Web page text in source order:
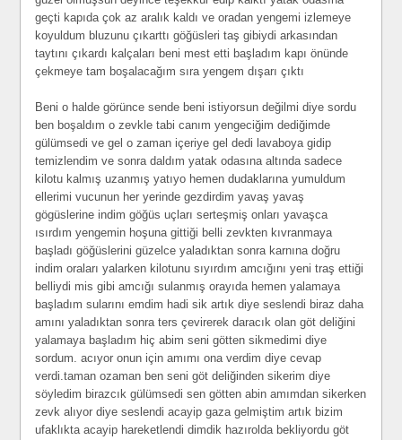
geçti kapıda çok az aralık kaldı ve oradan yengemi izlemeye
koyuldum bluzunu çıkarttı göğüsleri taş gibiydi arkasından
taytını çıkardı kalçaları beni mest etti başladım kapı önünde
çekmeye tam boşalacağım sıra yengem dışarı çıktı
Beni o halde görünce sende beni istiyorsun değilmi diye sordu
ben boşaldım o zevkle tabi canım yengeciğim dediğimde
gülümsedi ve gel o zaman içeriye gel dedi lavaboya gidip
temizlendim ve sonra daldım yatak odasına altında sadece
kilotu kalmış uzanmış yatıyo hemen dudaklarına yumuldum
ellerimi vucunun her yerinde gezdirdim yavaş yavaş
gögüslerine indim göğüs uçları serteşmiş onları yavaşca
ısırdım yengemin hoşuna gittiği belli zevkten kıvranmaya
başladı göğüslerini güzelce yaladıktan sonra karnına doğru
indim oraları yalarken kilotunu sıyırdım amcığını yeni traş ettiği
belliydi mis gibi amcığı sulanmış orayıda hemen yalamaya
başladım sularını emdim hadi sik artık diye seslendi biraz daha
amını yaladıktan sonra ters çevirerek daracık olan göt deliğini
yalamaya başladım hiç abim seni götten sikmedimi diye
sordum. acıyor onun için amımı ona verdim diye cevap
verdi.taman ozaman ben seni göt deliğinden sikerim diye
söyledim birazcık gülümsedi sen götten abin amımdan sikerken
zevk alıyor diye seslendi acayip gaza gelmiştim artık bizim
ufaklıkta acayip hareketlendi dimdik hazırolda bekliyordu göt